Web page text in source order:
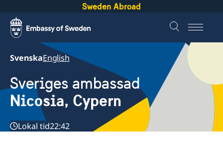
Sweden Abroad
SvenskaEnglish
Sveriges ambassad
Nicosia, Cypern
Lokal tid22:42